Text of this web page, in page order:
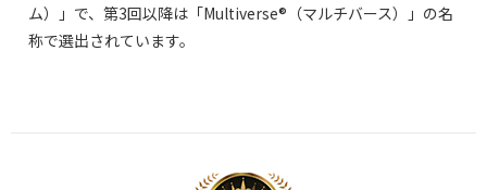
ム）」で、第3回以降は「Multiverse®（マルチバース）」の名
称で選出されています。